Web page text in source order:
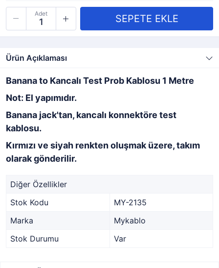
Adet
Ürün Açıklaması
Banana to Kancalı Test Prob Kablosu 1 Metre
Not: El yapımıdır.
Banana jack'tan, kancalı konnektöre test
kablosu.
Kırmızı ve siyah renkten oluşmak üzere, takım
olarak gönderilir.
Diğer Özellikler
Stok Kodu
MY-2135
Marka
Mykablo
Stok Durumu
Var